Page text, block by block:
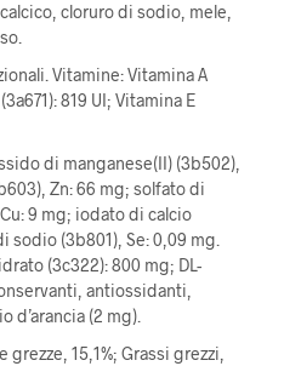
cloruro di sodio, mele,
Vitamine: Vitamina A
819 UI; Vitamina E
di manganese(II) (3b502),
Zn: 66 mg; solfato di
9 mg; iodato di calcio
sodio (3b801), Se: 0,09 mg.
(3c322): 800 mg; DL-
antiossidanti,
d’arancia (2 mg).
15,1%; Grassi grezzi,